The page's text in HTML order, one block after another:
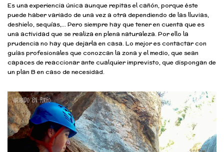
Es una experiencia única aunque repitas el cañón, porque éste
puede haber variado de una vez a otra dependiendo de las lluvias,
deshielo, sequías,… Pero siempre hay que tener en cuenta que es
una actividad que se realiza en plena naturaleza. Por ello la
prudencia no hay que dejarla en casa. Lo mejor es contactar con
guías profesionales que conozcan la zona y el medio, que sean
capaces de reaccionar ante cualquier imprevisto, que dispongan de
un plan B en caso de necesidad.